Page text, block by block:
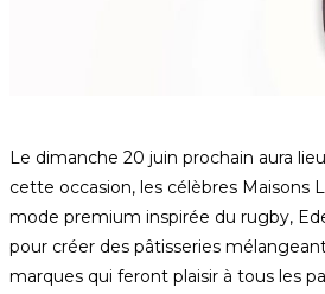
Le dimanche 20 juin prochain aura
cette occasion, les célèbres Maisons
mode premium inspirée du rugby,
pour créer des pâtisseries
marques qui feront plaisir à tous les